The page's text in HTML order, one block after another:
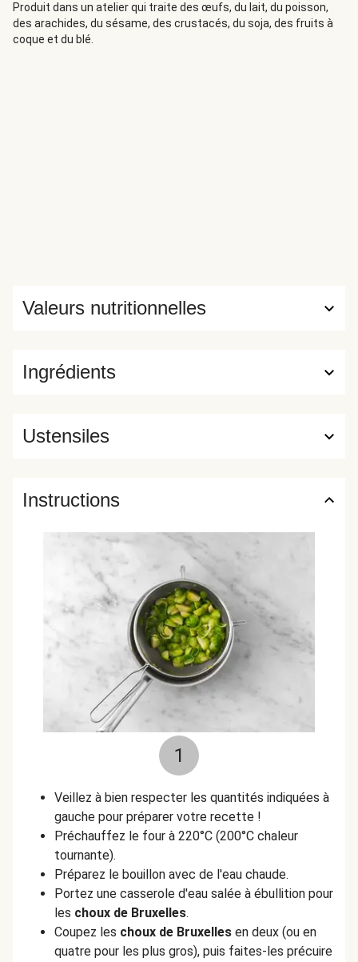
dans ce plat contient de la présure animale.
Produit dans un atelier qui traite des œufs, du lait, du poisson,
des arachides, du sésame, des crustacés, du soja, des fruits à
coque et du blé.
Ingrédients
Valeurs nutritionnelles
Ustensiles
Instructions
1
Veillez à bien respecter les quantités indiquées à
gauche pour préparer votre recette !
Préchauffez le four à 220°C (200°C chaleur
tournante).
Préparez le bouillon avec de l'eau chaude.
Portez une casserole d'eau salée à ébullition pour
les choux de Bruxelles.
Coupez les choux de Bruxelles en deux (ou en
quatre pour les plus gros), puis faites-les précuire